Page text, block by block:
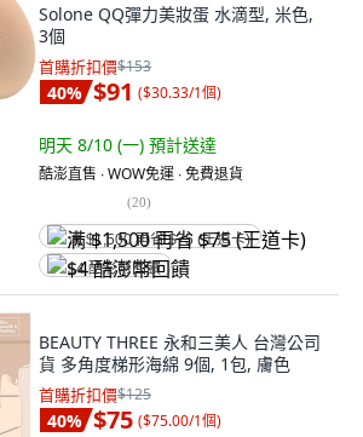
Solone QQ彈力美妝蛋 水滴型, 米色,
3個
首購折扣價$153
40% $91 ($30.33/1個)
明天 8/10 (一) 預計送達
酷澎直售 ∙ WOW免運 ∙ 免費退貨
(20)
满 $1,500 再省 $75 (王道卡)
$4 酷澎幣回饋
BEAUTY THREE 永和三美人 台灣公司
貨 多角度梯形海綿 9個, 1包, 膚色
首購折扣價$125
40% $75 ($75.00/1個)